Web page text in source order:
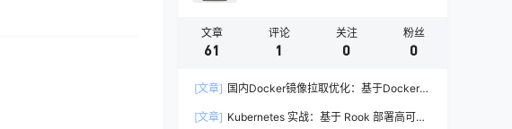
文章
61
评论
1
关注
0
粉丝
0
[文章] 国内Docker镜像拉取优化：基于Docker-
[文章] Kubernetes 实战：基于 Rook 部署高可用